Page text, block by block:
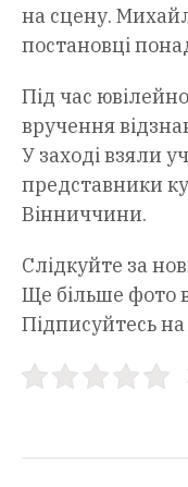
на сцену.
постановці
Під час
вручення
У заході взяли
представники
Вінниччини.
Слідкуйте за
Ще більше фото
Підписуйтесь на